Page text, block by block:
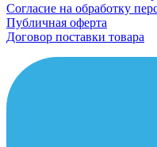
Согласие на обработку
Публичная оферта
Договор поставки товара